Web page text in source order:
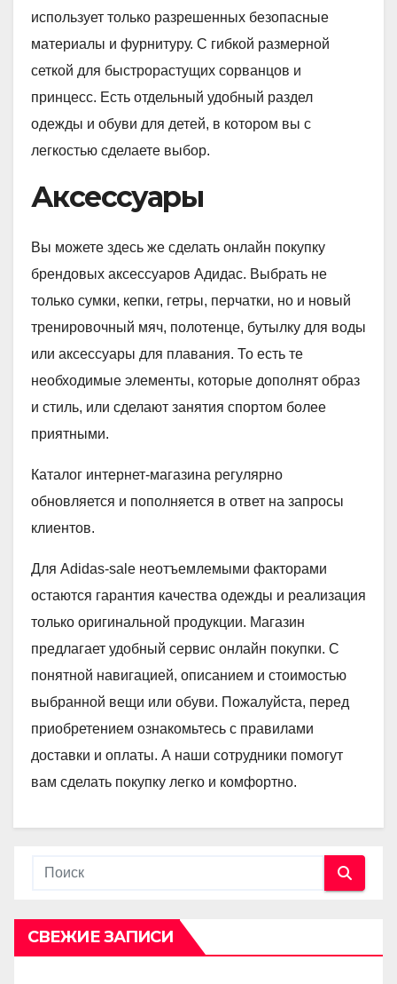
использует только разрешенных безопасные
материалы и фурнитуру. С гибкой размерной
сеткой для быстрорастущих сорванцов и
принцесс. Есть отдельный удобный раздел
одежды и обуви для детей, в котором вы с
легкостью сделаете выбор.
Аксессуары
Вы можете здесь же сделать онлайн покупку
брендовых аксессуаров Адидас. Выбрать не
только сумки, кепки, гетры, перчатки, но и новый
тренировочный мяч, полотенце, бутылку для воды
или аксессуары для плавания. То есть те
необходимые элементы, которые дополнят образ
и стиль, или сделают занятия спортом более
приятными.
Каталог интернет-магазина регулярно
обновляется и пополняется в ответ на запросы
клиентов.
Для Adidas-sale неотъемлемыми факторами
остаются гарантия качества одежды и реализация
только оригинальной продукции. Магазин
предлагает удобный сервис онлайн покупки. С
понятной навигацией, описанием и стоимостью
выбранной вещи или обуви. Пожалуйста, перед
приобретением ознакомьтесь с правилами
доставки и оплаты. А наши сотрудники помогут
вам сделать покупку легко и комфортно.
СВЕЖИЕ ЗАПИСИ